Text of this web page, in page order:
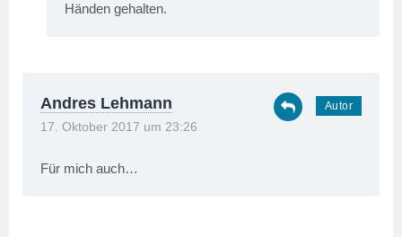
Händen gehalten.
Andres Lehmann
17. Oktober 2017 um 23:26
Für mich auch…